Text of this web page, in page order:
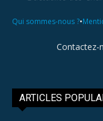
Qui sommes-nous ?•
Contactez-
ARTICLES